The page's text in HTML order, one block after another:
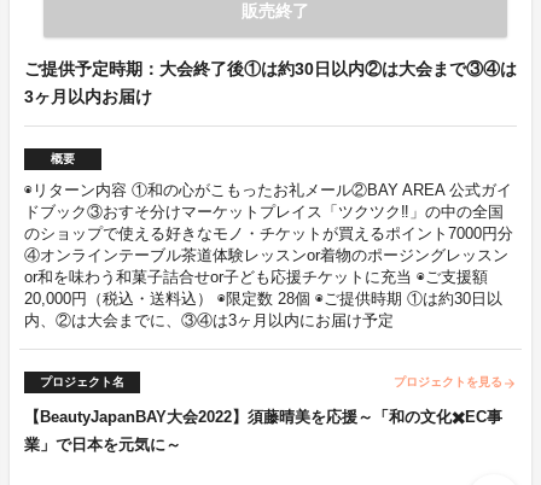
販売終了
ご提供予定時期：大会終了後①は約30日以内②は大会まで③④は
3ヶ月以内お届け
概要
◉リターン内容 ①和の心がこもったお礼メール②BAY AREA 公式ガイ
ドブック③おすそ分けマーケットプレイス「ツクツク‼」の中の全国
のショップで使える好きなモノ・チケットが買えるポイント7000円分
④オンラインテーブル茶道体験レッスンor着物のポージングレッスン
or和を味わう和菓子詰合せor子ども応援チケットに充当 ◉ご支援額
20,000円（税込・送料込） ◉限定数 28個 ◉ご提供時期 ①は約30日以
内、②は大会までに、③④は3ヶ月以内にお届け予定
プロジェクト名 プロジェクトを見る arrow_forward
【BeautyJapanBAY大会2022】須藤晴美を応援～「和の文化✖️EC事
業」で日本を元気に～